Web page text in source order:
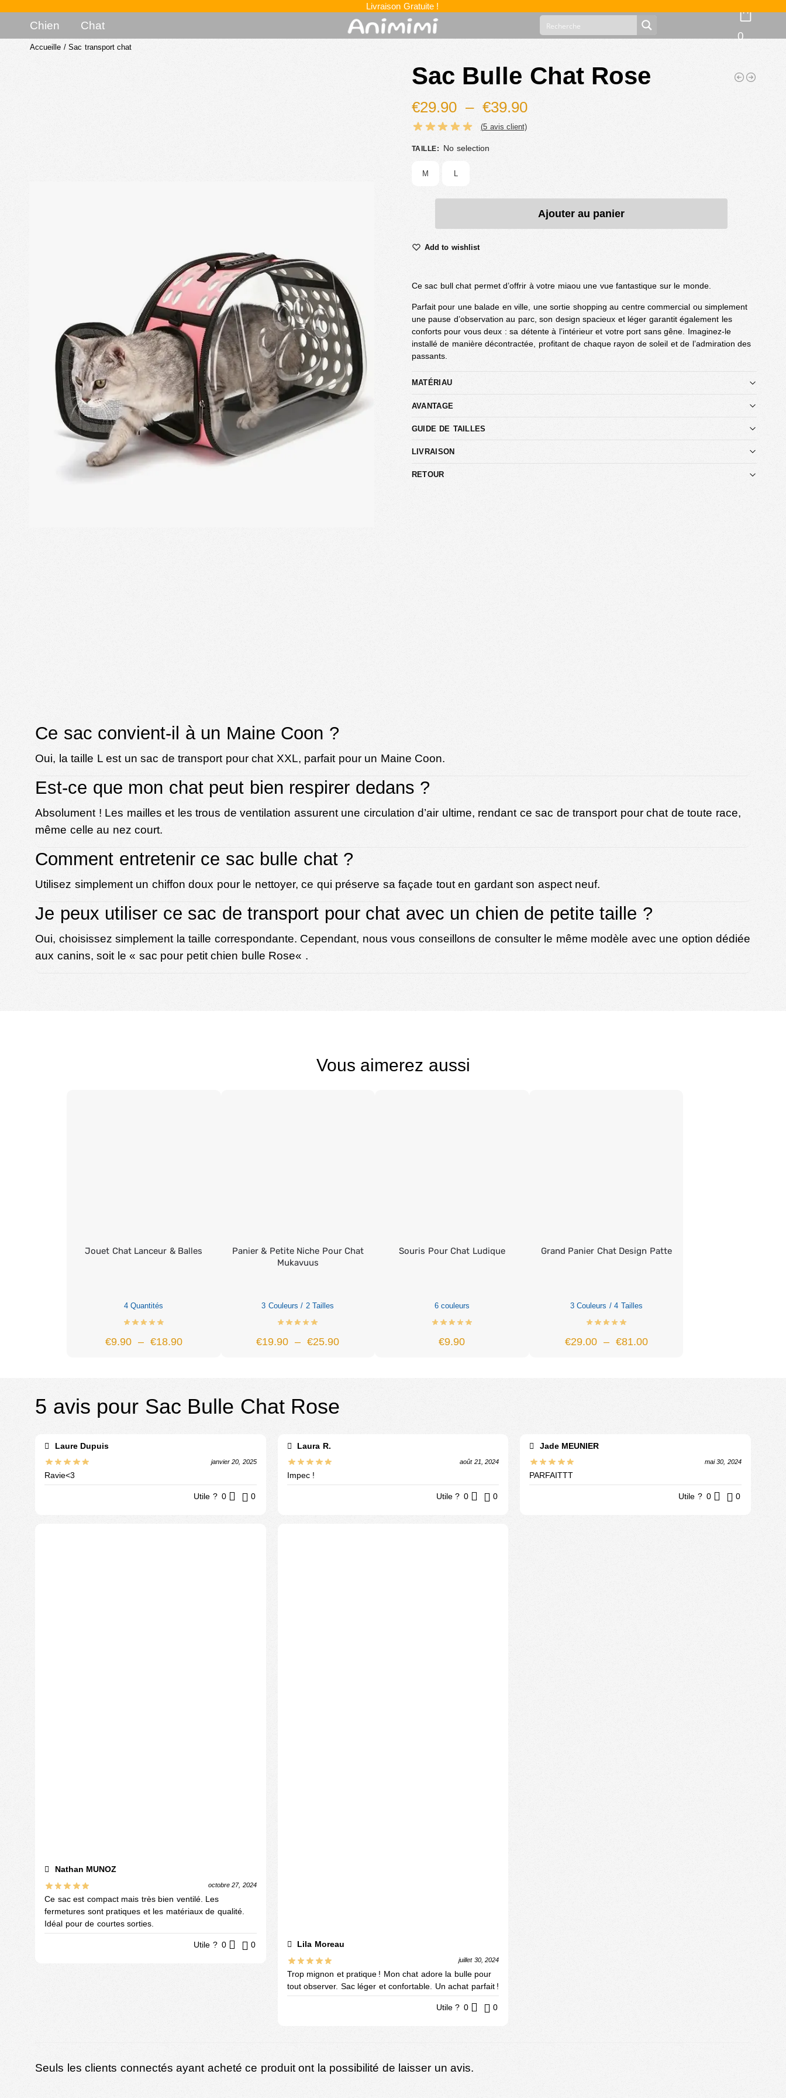
Livraison Gratuite !
Chien
Chat
0
Accueille / Sac transport chat
Sac Bulle Chat Rose
€29.90 – €39.90
(5 avis client)
TAILLE: No selection
M
Ajouter au panier
Add to wishlist
Ce sac bull chat permet d’offrir à votre miaou une vue fantastique sur le monde.
Parfait pour une balade en ville, une sortie shopping au centre commercial ou simplement
une pause d’observation au parc, son design spacieux et léger garantit également les
conforts pour vous deux : sa détente à l’intérieur et votre port sans gêne. Imaginez-le
installé de manière décontractée, profitant de chaque rayon de soleil et de l’admiration des
passants.
MATÉRIAU
AVANTAGE
GUIDE DE TAILLES
LIVRAISON
RETOUR
Ce sac convient-il à un Maine Coon ?
Oui, la taille L est un sac de transport pour chat XXL, parfait pour un Maine Coon.
Est-ce que mon chat peut bien respirer dedans ?
Absolument ! Les mailles et les trous de ventilation assurent une circulation d’air ultime, rendant ce sac de transport pour chat de toute race,
même celle au nez court.
Comment entretenir ce sac bulle chat ?
Utilisez simplement un chiffon doux pour le nettoyer, ce qui préserve sa façade tout en gardant son aspect neuf.
Je peux utiliser ce sac de transport pour chat avec un chien de petite taille ?
Oui, choisissez simplement la taille correspondante. Cependant, nous vous conseillons de consulter le même modèle avec une option dédiée
aux canins, soit le « sac pour petit chien bulle Rose« .
Vous aimerez aussi
Jouet Chat Lanceur & Balles
4 Quantités
€9.90 – €18.90
Panier & Petite Niche Pour Chat
Mukavuus
3 Couleurs / 2 Tailles
€19.90 – €25.90
Souris Pour Chat Ludique
6 couleurs
€9.90
Grand Panier Chat Design Patte
3 Couleurs / 4 Tailles
€29.00 – €81.00
5 avis pour Sac Bulle Chat Rose
Laure Dupuis
janvier 20, 2025
Ravie<3
Utile ? 0 0
Nathan MUNOZ
octobre 27, 2024
Ce sac est compact mais très bien ventilé. Les
fermetures sont pratiques et les matériaux de qualité.
Idéal pour de courtes sorties.
Utile ? 0 0
Laura R.
août 21, 2024
Impec !
Utile ? 0 0
Lila Moreau
juillet 30, 2024
Trop mignon et pratique ! Mon chat adore la bulle pour
tout observer. Sac léger et confortable. Un achat parfait !
Utile ? 0 0
Jade MEUNIER
mai 30, 2024
PARFAITTT
Utile ? 0 0
Seuls les clients connectés ayant acheté ce produit ont la possibilité de laisser un avis.